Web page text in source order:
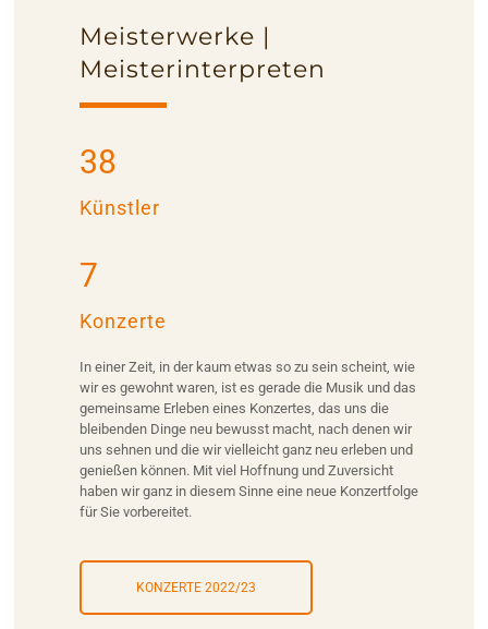
Meisterwerke |
Meisterinterpreten
38
Künstler
7
Konzerte
In einer Zeit, in der kaum etwas so zu sein scheint, wie
wir es gewohnt waren, ist es gerade die Musik und das
gemeinsame Erleben eines Konzertes, das uns die
bleibenden Dinge neu bewusst macht, nach denen wir
uns sehnen und die wir vielleicht ganz neu erleben und
genießen können. Mit viel Hoffnung und Zuversicht
haben wir ganz in diesem Sinne eine neue Konzertfolge
für Sie vorbereitet.
KONZERTE 2022/23